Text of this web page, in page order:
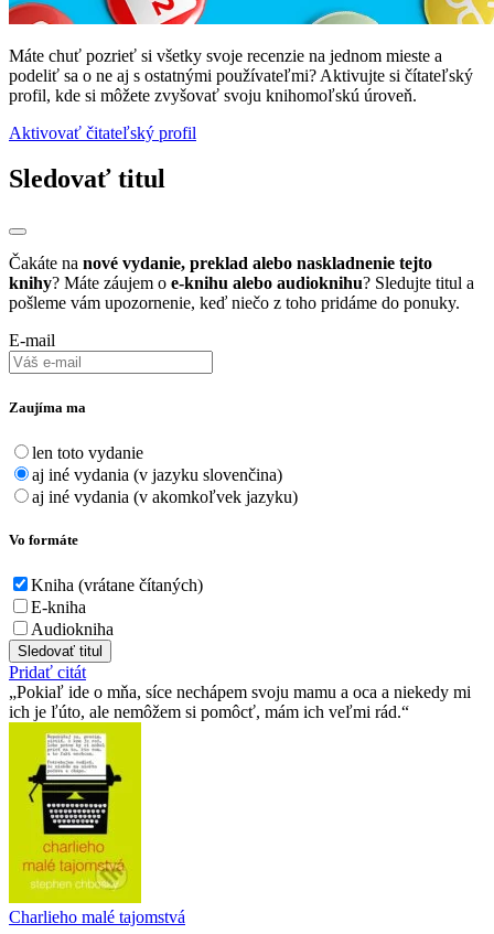
Máte chuť pozrieť si všetky svoje recenzie na jednom mieste a
podeliť sa o ne aj s ostatnými používateľmi? Aktivujte si čítateľský
profil, kde si môžete zvyšovať svoju knihomoľskú úroveň.
Aktivovať čitateľský profil
Sledovať titul
Čakáte na nové vydanie, preklad alebo naskladnenie tejto
knihy? Máte záujem o e-knihu alebo audioknihu? Sledujte titul a
pošleme vám upozornenie, keď niečo z toho pridáme do ponuky.
E-mail
Zaujíma ma
len toto vydanie
aj iné vydania (v jazyku slovenčina)
aj iné vydania (v akomkoľvek jazyku)
Vo formáte
Kniha (vrátane čítaných)
E-kniha
Audiokniha
Sledovať titul
Pridať citát
Pokiaľ ide o mňa, síce nechápem svoju mamu a oca a niekedy mi
ich je ľúto, ale nemôžem si pomôcť, mám ich veľmi rád.
Charlieho malé tajomstvá